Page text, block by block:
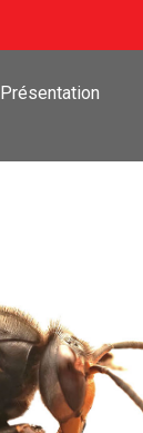
Présentation